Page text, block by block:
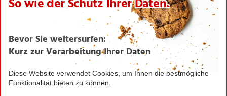
NORMA News
Seite drucken
Nach oben
Greifen Sie schnell zu! Alle angegebenen Preise in